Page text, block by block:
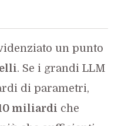
un punto
. Se i grandi LLM
di parametri,
miliardi che